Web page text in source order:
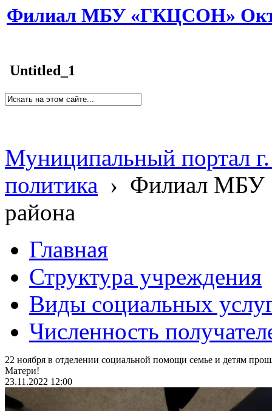
Филиал МБУ «ГКЦСОН»
Untitled_1
Муниципальный портал
политика › Филиал МБУ
района
Главная
Структура учреждения
Виды социальных
Численность
22 ноября в отделении социальной помощи семье и детям
Матери!
23.11.2022 12:00